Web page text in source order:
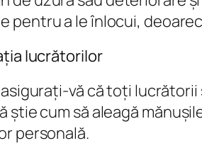
pentru a le înlocui,
lucrătorilor
vă că toți
știe cum să aleagă
personală.